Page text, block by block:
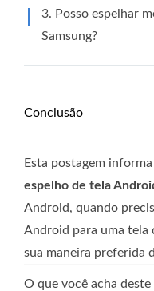
3. Posso espelhar
Samsung?
Conclusão
Esta postagem
espelho de tela
Android, quando
Android para uma tela
sua maneira preferida
O que você acha deste